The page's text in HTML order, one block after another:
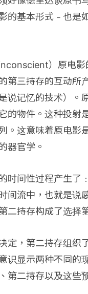
的基本形式﹣也是
）原电
第三持存的互动所
说记忆的技术）。
的物件。这种投射
。这意味着原电影
器官学。
时间性过程产生了
间流中，也就是说
二持存构成了选择
定，第二持存组织
识显示两种不同的
第二持存以及这些